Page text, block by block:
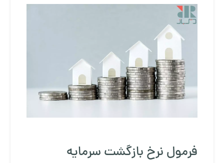
فرمول نرخ بازگشت سرمایه